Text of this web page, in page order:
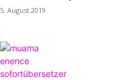
5. August 2019